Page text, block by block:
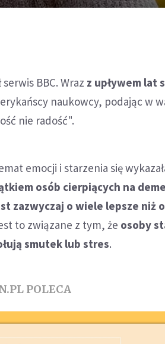
BBC. Wraz z upływem lat
naukowcy, podając w
nie radość".
emocji i starzenia się
osób cierpiących na
zazwyczaj o wiele lepsze niż
to związane z tym, że osoby
smutek lub stres.
POLECA